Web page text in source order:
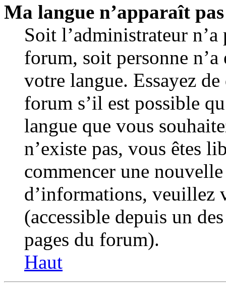
Ma langue n’apparaît
Soit l’administrateur
forum, soit personne
votre langue. Essayez
forum s’il est possible
langue que vous
n’existe pas, vous êtes
commencer une
d’informations, veuillez
(accessible depuis un
pages du forum).
Haut